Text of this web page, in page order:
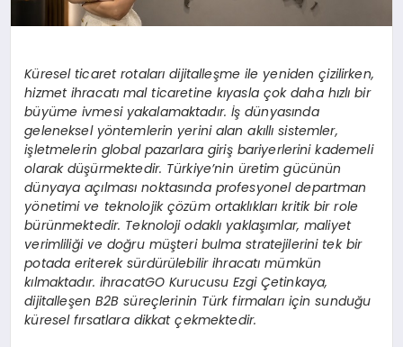
Küresel ticaret rotaları dijitalleşme ile yeniden çizilirken,
hizmet ihracatı mal ticaretine kıyasla çok daha hızlı bir
büyüme ivmesi yakalamaktadır. İş dünyasında
geleneksel yöntemlerin yerini alan akıllı sistemler,
işletmelerin global pazarlara giriş bariyerlerini kademeli
olarak düşürmektedir. Türkiye’nin üretim gücünün
dünyaya açılması noktasında profesyonel departman
yönetimi ve teknolojik çözüm ortaklıkları kritik bir role
bürünmektedir. Teknoloji odaklı yaklaşımlar, maliyet
verimliliği ve doğru müşteri bulma stratejilerini tek bir
potada eriterek sürdürülebilir ihracatı mümkün
kılmaktadır. ihracatGO Kurucusu Ezgi Çetinkaya,
dijitalleşen B2B süreçlerinin Türk firmaları için sunduğu
küresel fırsatlara dikkat çekmektedir.